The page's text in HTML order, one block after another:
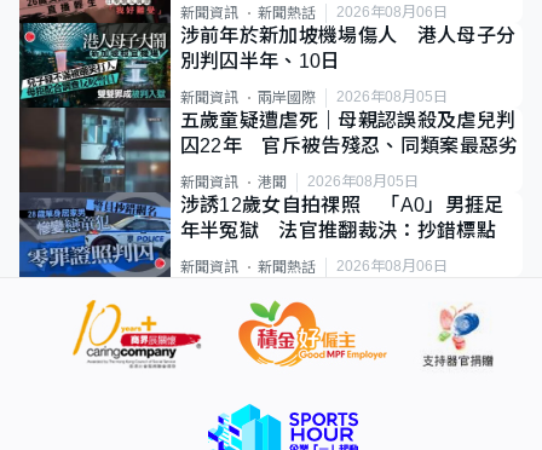
新聞資訊 新聞熱話 2026年08月06日
涉前年於新加坡機場傷人 港人母子分
別判囚半年、10日
新聞資訊 兩岸國際 2026年08月05日
五歲童疑遭虐死｜母親認誤殺及虐兒判
囚22年 官斥被告殘忍、同類案最惡劣
新聞資訊 港聞 2026年08月05日
涉誘12歲女自拍祼照 「A0」男捱足
年半冤獄 法官推翻裁決：抄錯標點
新聞資訊 新聞熱話 2026年08月06日